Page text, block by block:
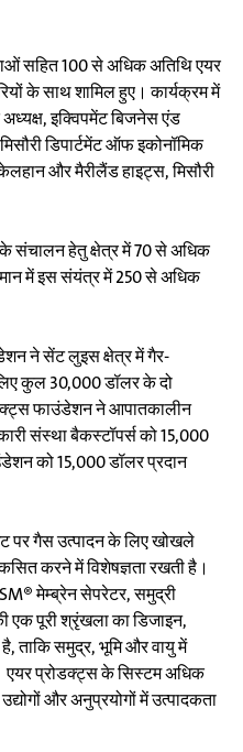
सहित 100 से अधिक अतिथि एयर
के साथ शामिल हुए। कार्यक्रम में
इक्विपमेंट बिजनेस एंड
डिपार्टमेंट ऑफ इकोनॉमिक
और मैरीलैंड हाइट्स, मिसौरी
के संचालन हेतु क्षेत्र में 70 से अधिक
में इस संयंत्र में 250 से अधिक
ने सेंट लुइस क्षेत्र में गैर-
कुल 30,000 डॉलर के दो
फाउंडेशन ने आपातकालीन
संस्था बैकस्टॉपर्स को 15,000
को 15,000 डॉलर प्रदान
पर गैस उत्पादन के लिए खोखले
करने में विशेषज्ञता रखती है।
मेम्ब्रेन सेपरेटर, समुद्री
एक पूरी श्रृंखला का डिजाइन,
है, ताकि समुद्र, भूमि और वायु में
एयर प्रोडक्ट्स के सिस्टम अधिक
और अनुप्रयोगों में उत्पादकता